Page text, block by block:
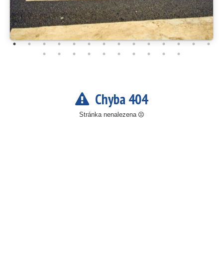
Chyba 404
Stránka nenalezena